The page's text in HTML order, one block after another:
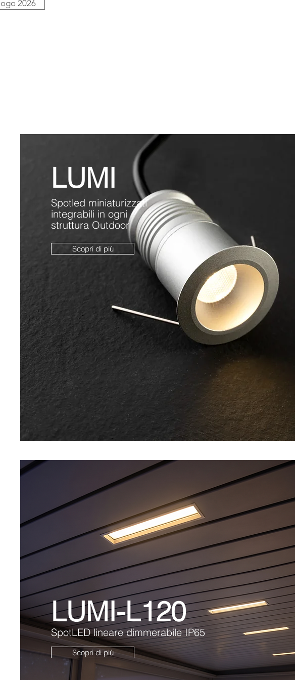
2026
LUMI
Spotled miniaturizzati
integrabili in ogni
struttura Outdoor
Scopri di più
SpotLED lineare dimmerabile IP65
LUMI-L120
Scopri di più